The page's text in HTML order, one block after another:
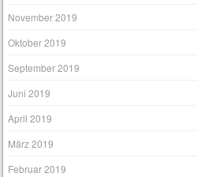
November 2019
Oktober 2019
September 2019
Juni 2019
April 2019
März 2019
Februar 2019